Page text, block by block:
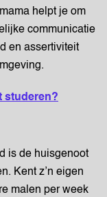
helpt je om
communicatie
en assertiviteit
studeren?
is de huisgenoot
Kent z’n eigen
malen per week